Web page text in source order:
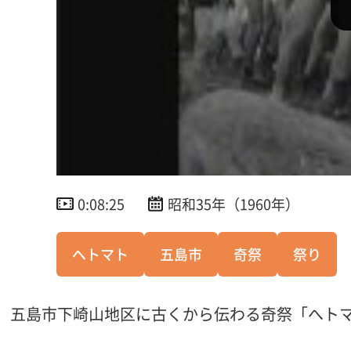
0:08:25 昭和35年（1960年）
へトマト 五島市 奇祭 祭り
五島市下崎山地区に古くから伝わる奇祭「へト